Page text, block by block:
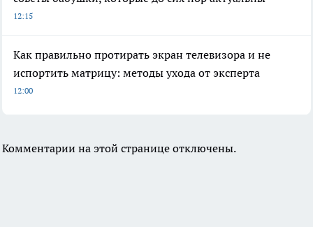
12:15
Как правильно протирать экран телевизора и не
испортить матрицу: методы ухода от эксперта
12:00
Комментарии на этой странице отключены.